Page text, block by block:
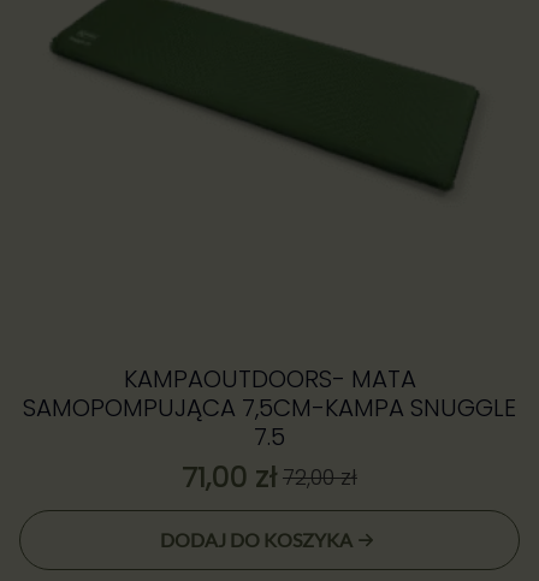
KAMPAOUTDOORS- MATA
SAMOPOMPUJĄCA 7,5CM-KAMPA SNUGGLE
7.5
72,00zł
Pierwotna
cena
wynosiła:
71,00 złAktualna
cena:
71,00 zł.
DODAJ DO KOSZYKA